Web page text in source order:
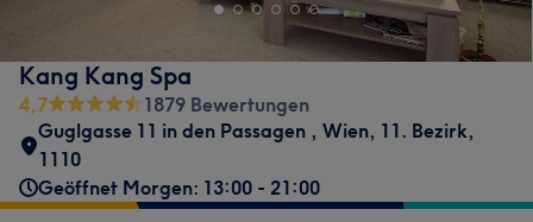
Kang Kang Spa
4,7
1879 Bewertungen
Guglgasse 11 in den Passagen , Wien, 11. Bezirk,
1110
Geöffnet Morgen: 13:00 - 21:00